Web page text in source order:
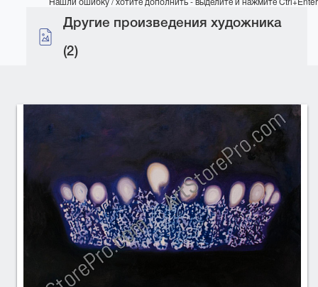
Другие произведения художника
(2)